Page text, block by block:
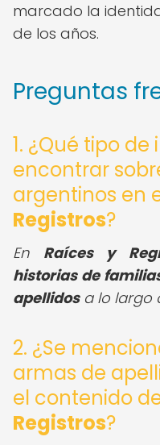
marcado la
de los años.
Preguntas
1. ¿Qué tipo
encontrar
argentinos en
Registros?
En Raíces y
historias de
apellidosa lo largo
2. ¿Se
armas de
el contenido
Registros?